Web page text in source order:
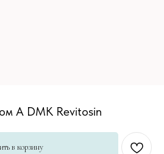
А DMK Revitosin
в корзину